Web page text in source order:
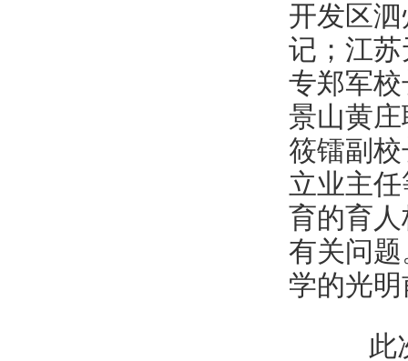
开发区
记；江
专郑军
景山黄
筱镭副
立业主
育的育
有关问
学的光
此次